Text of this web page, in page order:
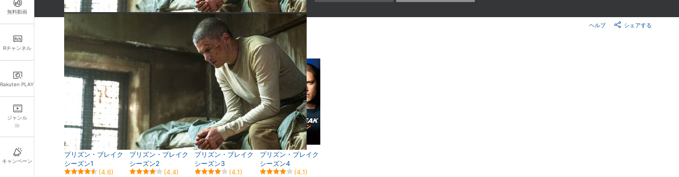
無料動画
Rチャンネル
Rakuten PLAY
ジャンル
キャンペーン
シェアする
ヘルプ
プリズン・ブレイク
シーズン1
(4.6)
プリズン・ブレイク
シーズン2
(4.4)
プリズン・ブレイク
シーズン3
(4.1)
プリズン・ブレイク
シーズン4
(4.1)